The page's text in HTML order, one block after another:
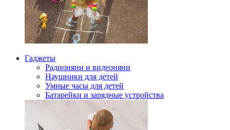
Гаджеты
Радионяни и видеоняни
Наушники для детей
Умные часы для детей
Батарейки и зарядные устройства